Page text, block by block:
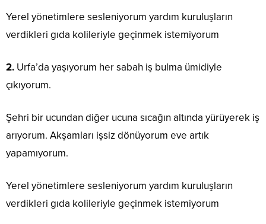
Yerel yönetimlere sesleniyorum yardım kuruluşların
verdikleri gıda kolileriyle geçinmek istemiyorum
2. Urfa’da yaşıyorum her sabah iş bulma ümidiyle
çıkıyorum.
Şehri bir ucundan diğer ucuna sıcağın altında yürüyerek iş
arıyorum. Akşamları işsiz dönüyorum eve artık
yapamıyorum.
Yerel yönetimlere sesleniyorum yardım kuruluşların
verdikleri gıda kolileriyle geçinmek istemiyorum